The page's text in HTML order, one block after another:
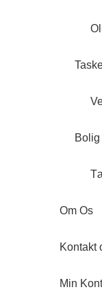
Bolig
Om Os
Kontakt
Min